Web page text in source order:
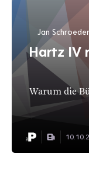
Jan
Hartz IV
Warum die